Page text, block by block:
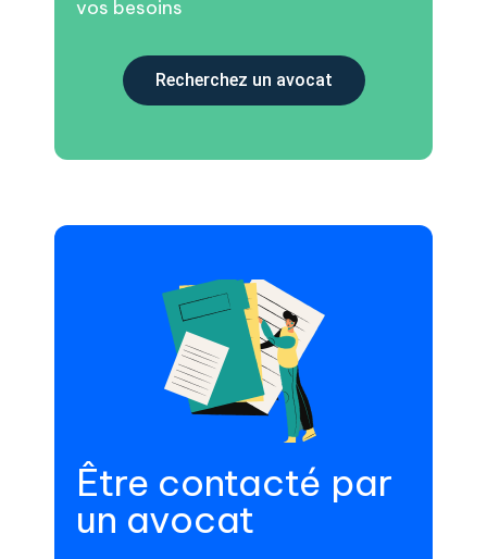
vos besoins
Recherchez un avocat
Être contacté par
un avocat